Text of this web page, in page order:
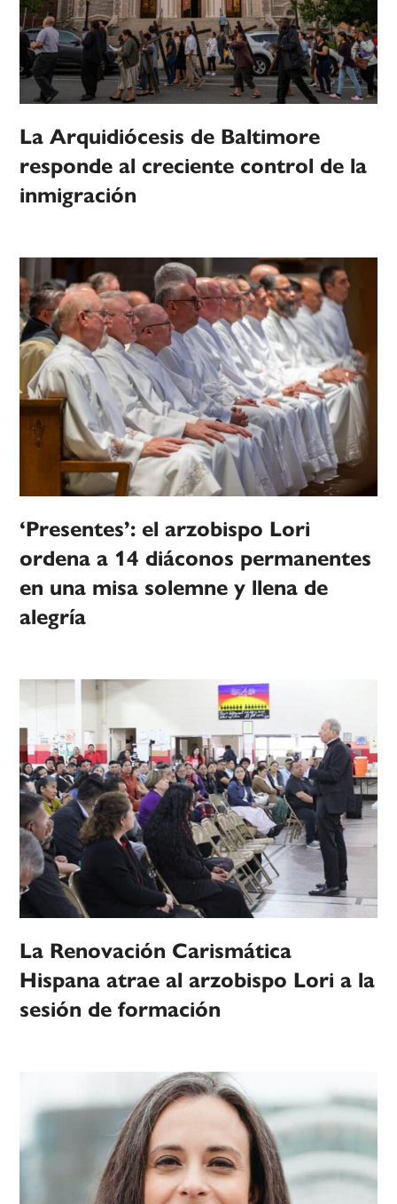
La Arquidiócesis de Baltimore
responde al creciente control de la
inmigración
‘Presentes’: el arzobispo Lori
ordena a 14 diáconos permanentes
en una misa solemne y llena de
alegría
La Renovación Carismática
Hispana atrae al arzobispo Lori a la
sesión de formación